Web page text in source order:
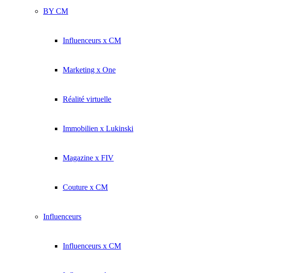
BY CM
Influenceurs x CM
Marketing x One
Réalité virtuelle
Immobilien x Lukinski
Magazine x FIV
Couture x CM
Influenceurs
Influenceurs x CM